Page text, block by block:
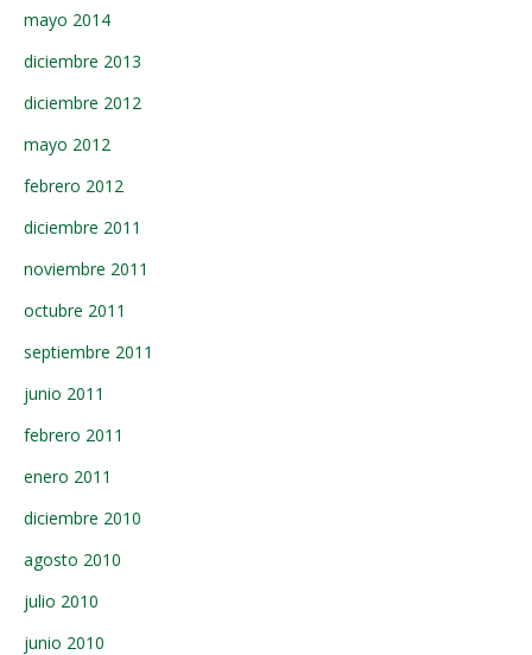
mayo 2014
diciembre 2013
diciembre 2012
mayo 2012
febrero 2012
diciembre 2011
noviembre 2011
octubre 2011
septiembre 2011
junio 2011
febrero 2011
enero 2011
diciembre 2010
agosto 2010
julio 2010
junio 2010